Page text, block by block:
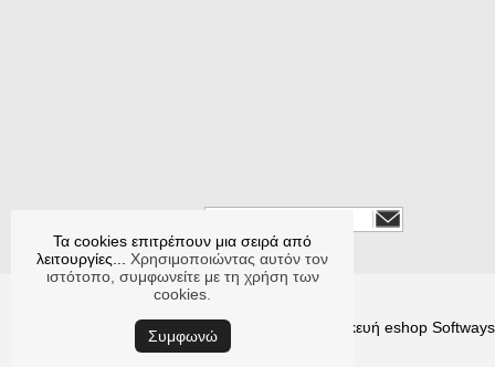
Ακολουθήστε μας
© CYCLOPS κατασκευή eshop Softways
Τα cookies επιτρέπουν μια σειρά από
λειτουργίες...
Χρησιμοποιώντας αυτόν τον
ιστότοπο, συμφωνείτε με τη χρήση των
cookies.
Συμφωνώ